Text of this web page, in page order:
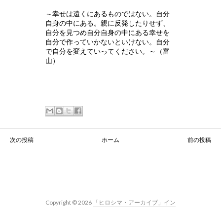
～幸せは遠くにあるものではない。自分
自身の中にある。親に反発したりせず、
自分を見つめ自分自身の中にある幸せを
自分で作っていかないといけない。自分
で自分を変えていってください。～（富
山）
次の投稿 前の投稿
ホーム
Copyright © 2026 「ヒロシマ・アーカイブ」イン